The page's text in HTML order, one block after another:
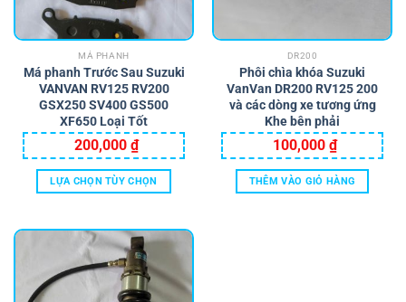
MÁ PHANH
Má phanh Trước Sau Suzuki
VANVAN RV125 RV200
GSX250 SV400 GS500
XF650 Loại Tốt
200,000 ₫
LỰA CHỌN TÙY CHỌN
này
có
nhiều
biến
DR200
Phôi chìa khóa Suzuki
VanVan DR200 RV125 200
và các dòng xe tương ứng
Khe bên phải
100,000 ₫
THÊM VÀO GIỎ HÀNG